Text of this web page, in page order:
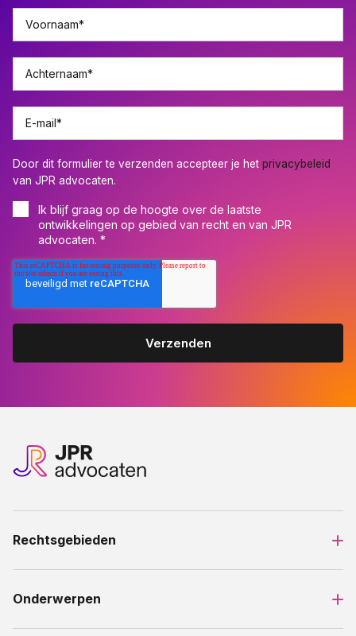
Voornaam*
Achternaam*
E-mail*
Door dit formulier te verzenden accepteer je het privacybeleid
van JPR advocaten.
Ik blijf graag op de hoogte over de laatste
ontwikkelingen op gebied van recht en van JPR
advocaten. *
Rechtsgebieden
Onderwerpen